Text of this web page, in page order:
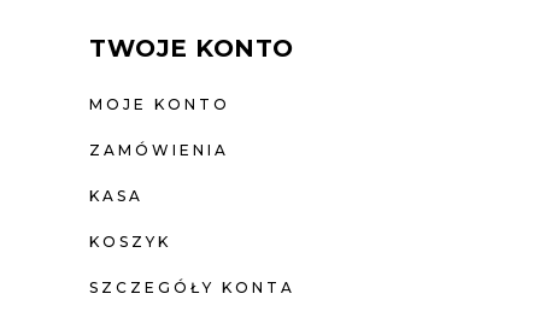
TWOJE KONTO
MOJE KONTO
ZAMÓWIENIA
KASA
KOSZYK
SZCZEGÓŁY KONTA